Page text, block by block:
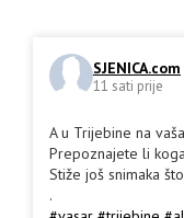
SJENICA.com
11 sati prije
A u Trijebine na
Prepoznajete li
Stiže još snimaka
.